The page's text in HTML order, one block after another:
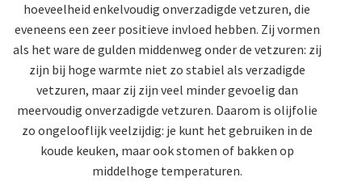
hoeveelheid enkelvoudig onverzadigde vetzuren, die
eveneens een zeer positieve invloed hebben. Zij vormen
als het ware de gulden middenweg onder de vetzuren: zij
zijn bij hoge warmte niet zo stabiel als verzadigde
vetzuren, maar zij zijn veel minder gevoelig dan
meervoudig onverzadigde vetzuren. Daarom is olijfolie
zo ongelooflijk veelzijdig: je kunt het gebruiken in de
koude keuken, maar ook stomen of bakken op
middelhoge temperaturen.